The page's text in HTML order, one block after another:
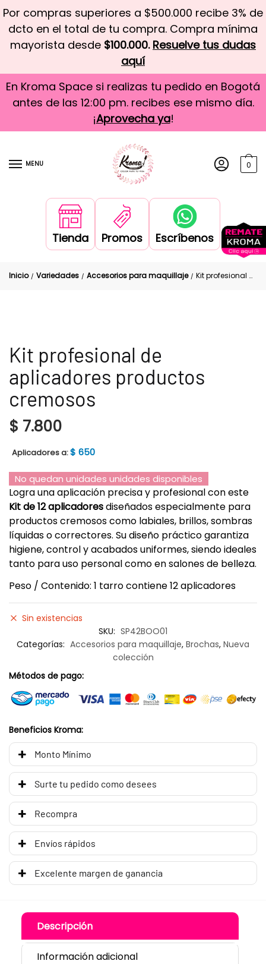
Por compras superiores a $500.000 recibe 3% de
dcto en el total de tu compra. Compra mínima
mayorista desde $100.000. Resuelve tus dudas
aquí
En Kroma Space si realizas tu pedido en Bogotá
antes de las 12:00 pm. recibes ese mismo día.
¡Aprovecha ya!
MENU 0
Tienda Promos Escríbenos
Inicio / Variedades / Accesorios para maquillaje / Kit profesional de aplicadores productos cremosos
Kit profesional de
aplicadores productos
cremosos
$ 7.800
Aplicadores a:$ 650
No quedan unidades unidades disponibles
Logra una aplicación precisa y profesional con este
Kit de 12 aplicadoresdiseñados especialmente para
productos cremosos como labiales, brillos, sombras
líquidas o correctores. Su diseño práctico garantiza
higiene, control y acabados uniformes, siendo ideales
tanto para uso personal como en salones de belleza.
Peso / Contenido: 1 tarro contiene 12 aplicadores
Sin existencias
SKU: SP42BOO01
Categorías: Accesorios para maquillaje, Brochas, Nueva
colección
Métodos de pago:
Beneficios Kroma:
Monto Mínimo
Surte tu pedido como desees
Recompra
Envíos rápidos
Excelente margen de ganancia
Descripción
Información adicional